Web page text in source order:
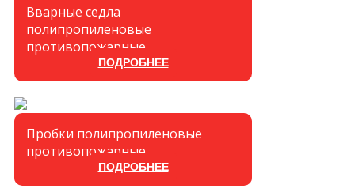
Вварные седла
полипропиленовые
противопожарные
ПОДРОБНЕЕ
Пробки полипропиленовые
противопожарные
ПОДРОБНЕЕ